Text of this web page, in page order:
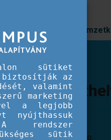
Prioritások
az
idei
sütiket
biztosítják az
valamint
marketing
a legjobb
nyújthassuk
rendszer
sütik